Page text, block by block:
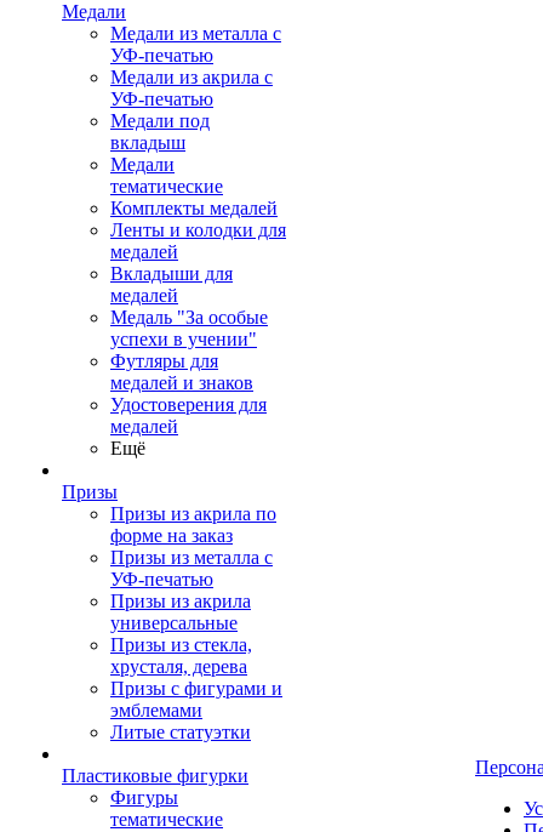
Медали
Медали из металла с
УФ-печатью
Медали из акрила с
УФ-печатью
Медали под
вкладыш
Медали
тематические
Комплекты медалей
Ленты и колодки для
медалей
Вкладыши для
медалей
Медаль "За особые
успехи в учении"
Футляры для
медалей и знаков
Удостоверения для
медалей
Ещё
Призы
Призы из акрила по
форме на заказ
Призы из металла с
УФ-печатью
Призы из акрила
универсальные
Призы из стекла,
хрусталя, дерева
Призы с фигурами и
эмблемами
Литые статуэтки
Пластиковые фигурки
Фигуры
тематические